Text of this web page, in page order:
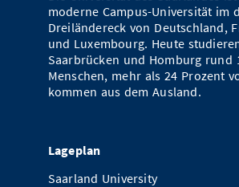
moderne Campus-Universität im
Dreiländereck von Deutschland,
und Luxembourg. Heute
Saarbrücken und Homburg rund
Menschen, mehr als 24 Prozent
kommen aus dem Ausland.
Lageplan
Saarland University